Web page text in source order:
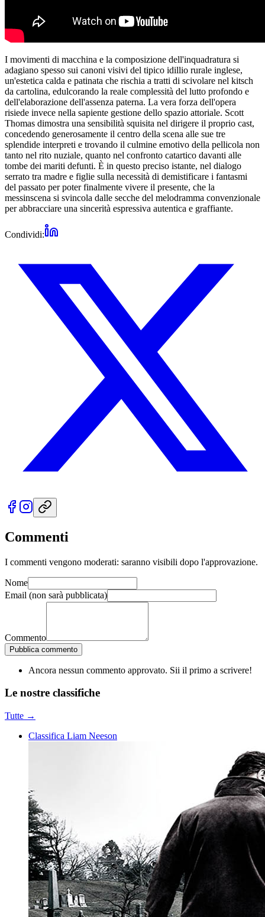
I movimenti di macchina e la composizione dell'inquadratura si
adagiano spesso sui canoni visivi del tipico idillio rurale inglese,
un'estetica calda e patinata che rischia a tratti di scivolare nel kitsch
da cartolina, edulcorando la reale complessità del lutto profondo e
dell'elaborazione dell'assenza paterna. La vera forza dell'opera
risiede invece nella sapiente gestione dello spazio attoriale. Scott
Thomas dimostra una sensibilità squisita nel dirigere il proprio cast,
concedendo generosamente il centro della scena alle sue tre
splendide interpreti e trovando il culmine emotivo della pellicola non
tanto nel rito nuziale, quanto nel confronto catartico davanti alle
tombe dei mariti defunti. È in questo preciso istante, nel dialogo
serrato tra madre e figlie sulla necessità di demistificare i fantasmi
del passato per poter finalmente vivere il presente, che la
messinscena si svincola dalle secche del melodramma convenzionale
per abbracciare una sincerità espressiva autentica e graffiante.
Condividi:
Commenti
I commenti vengono moderati: saranno visibili dopo l'approvazione.
Nome
Email (non sarà pubblicata)
Commento
Pubblica commento
Ancora nessun commento approvato. Sii il primo a scrivere!
Le nostre classifiche
Tutte →
Classifica Liam Neeson